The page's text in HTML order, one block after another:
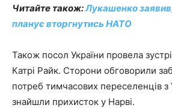
Читайте також:Лукашенко
планує вторгнутись НАТО
Також посол України провела
Катрі Райк. Сторони обговорили
потреб тимчасових переселенців з
знайшли прихисток у Нарві.